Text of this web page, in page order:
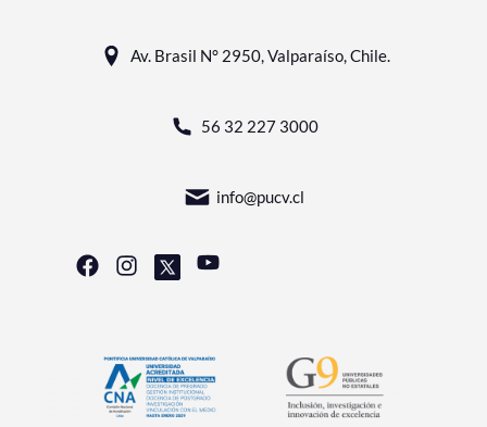
Av. Brasil N° 2950, Valparaíso, Chile.
56 32 227 3000
info@pucv.cl